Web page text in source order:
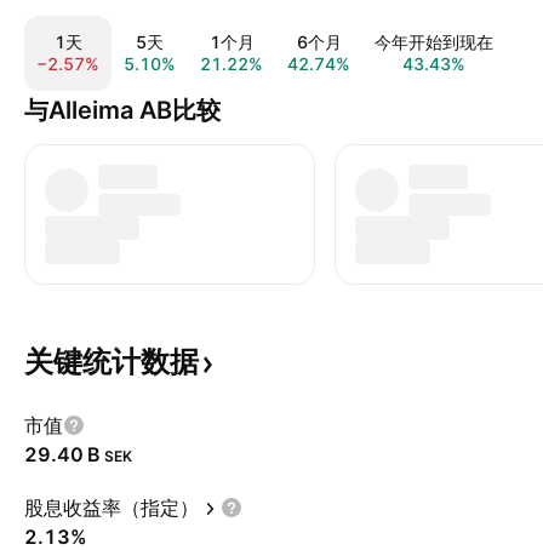
1天
−2.57%
5天
5.10%
1个月
21.22%
6个月
42.74%
今年开始到现在
43.43%
与Alleima AB比较
关键统计数据
市值
‪29.40 B‬ SEK
股息收益率（指定）
2.13%